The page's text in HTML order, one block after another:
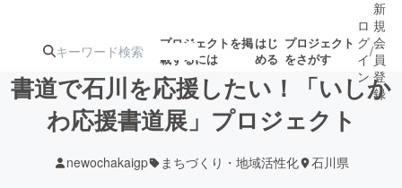
プロジェクトを掲
載するには
はじ
める
プロジェクト
をさがす
ターン
ジェクト
募集終了が近いプ
ロジェクト
もうすぐ公開
されます
ロ
グ
イ
ン
/
新
規
会
員
登
録
書道で石川を応援したい！「いしか
わ応援書道展」プロジェクト
newochakaigp まちづくり・地域活性化 石川県